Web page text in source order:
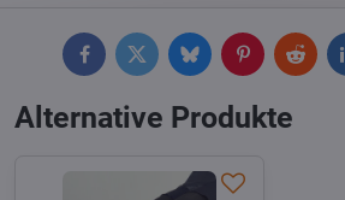
FacebookTwitterBlueskyPinterestReddit
Alternative Produkte